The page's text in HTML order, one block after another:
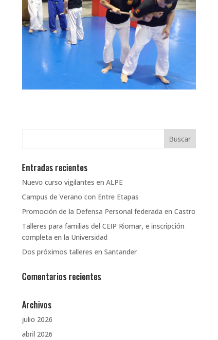
Entradas recientes
Nuevo curso vigilantes en ALPE
Campus de Verano con Entre Etapas
Promoción de la Defensa Personal federada en Castro
Talleres para familias del CEIP Riomar, e inscripción
completa en la Universidad
Dos próximos talleres en Santander
Comentarios recientes
Archivos
julio 2026
abril 2026